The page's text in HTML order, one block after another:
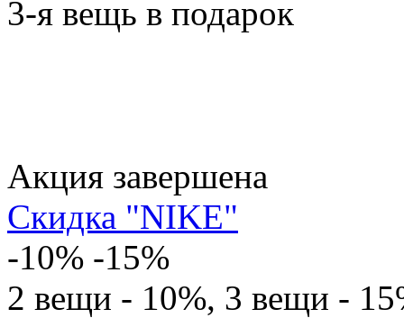
3-я вещь в подарок
Акция завершена
Скидка "NIKE"
-10% -15%
2 вещи - 10%, 3 вещи -